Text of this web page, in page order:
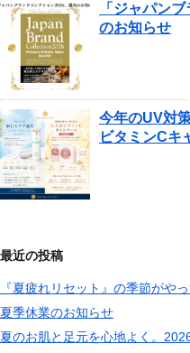
「ジャパン
のお知らせ
今年のUV対
ビタミンCキ
最近の投稿
『夏疲れリセット』の季節がやっ
夏季休業のお知らせ
夏のお肌と足元を心地よく。